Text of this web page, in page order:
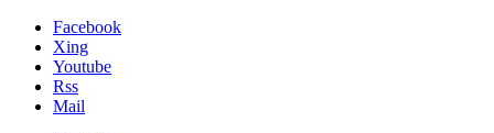
Facebook
Xing
Youtube
Rss
Mail